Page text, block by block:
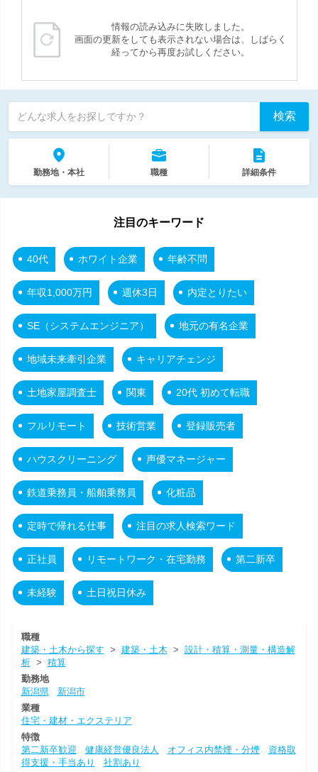
情報の読み込みに失敗しました。
画面の更新をしても表示されない場合は、しばらく
経ってから再度お試しください。
どんな求人をお探しですか？ 検索
勤務地・本社 職種 詳細条件
注目のキーワード
40代 ホワイト企業 年齢不問
年収1,000万円 週休3日 内定とりたい
SE（システムエンジニア） 地元の有名企業
地域未来牽引企業 キャリアチェンジ
土地家屋調査士 関東 20代 初めて転職
フルリモート 技術営業 登録販売者
ハウスクリーニング 声優マネージャー
鉄道乗務員・船舶乗務員 化粧品
定時で帰れる仕事 注目の求人検索ワード
正社員 リモートワーク・在宅勤務 第二新卒
未経験 土日祝日休み
職種
建築・土木から探す > 建築・土木 > 設計・積算・測量・構造解
析> 積算
勤務地
新潟県
新潟市
業種
住宅・建材・エクステリア
特徴
第二新卒歓迎
健康経営優良法人 オフィス内禁煙・分煙
資格取
得支援・手当あり
社割あり